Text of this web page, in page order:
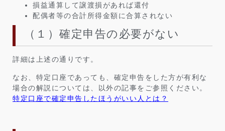
損益通算して譲渡損があれば還付
配偶者等の合計所得金額に合算されない
（１）確定申告の必要がない
詳細は上述の通りです。
なお、特定口座であっても、確定申告をした方が有利な
場合の解説については、以外の記事をご参照ください。
特定口座で確定申告したほうがいい人とは？